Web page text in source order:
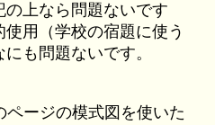
の上なら問題ないです
用（学校の宿題に使う
も問題ないです。
ページの模式図を使いた